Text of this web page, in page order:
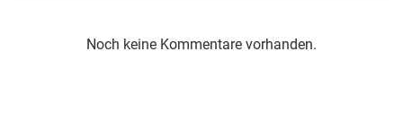
Noch keine Kommentare vorhanden.